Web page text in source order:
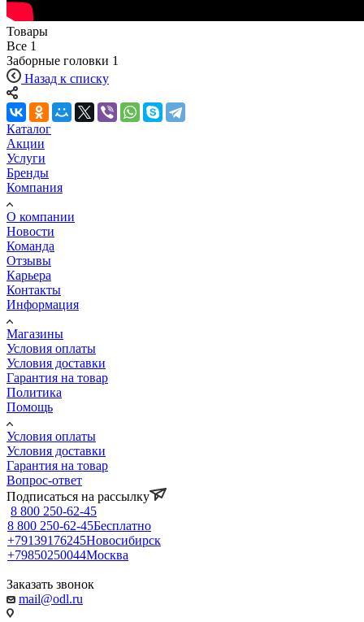
Товары
Все 1
Заборные головки 1
Назад к списку
Каталог
Акции
Услуги
Бренды
Компания
О компании
Новости
Команда
Отзывы
Карьера
Контакты
Информация
Магазины
Условия оплаты
Условия доставки
Гарантия на товар
Политика
Помощь
Условия оплаты
Условия доставки
Гарантия на товар
Вопрос-ответ
Подписаться на рассылку
8 800 250-62-45
8 800 250-62-45Бесплатно
+79139176245Новосибирск
+79850250044Москва
Заказать звонок
mail@odl.ru